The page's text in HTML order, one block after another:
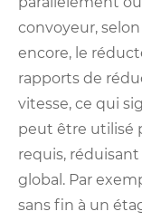
convoyeur,
encore, le
rapports de
vitesse, ce qui
peut être utilisé
requis,
global. Par
sans fin à un